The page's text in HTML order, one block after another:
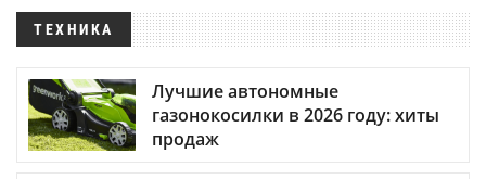
ТЕХНИКА
Лучшие автономные
газонокосилки в 2026 году: хиты
продаж